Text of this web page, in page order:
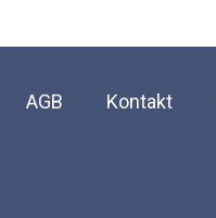
AGB Kontakt